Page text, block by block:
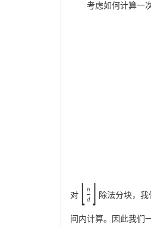
考虑如何计算一次
对
n
d
除法分块，
间内计算。因此我们